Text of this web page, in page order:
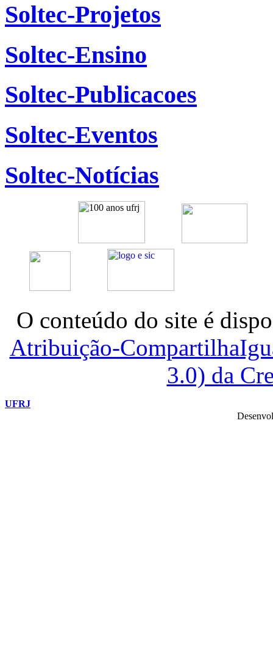
Soltec-Projetos
Soltec-Ensino
Soltec-Publicacoes
Soltec-Eventos
Soltec-Notícias
O conteúdo do site é
Atribuição-
3.0) da
UFRJ